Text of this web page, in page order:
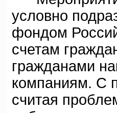
условно
фондом
счетам
гражданами
компаниям. С
считая